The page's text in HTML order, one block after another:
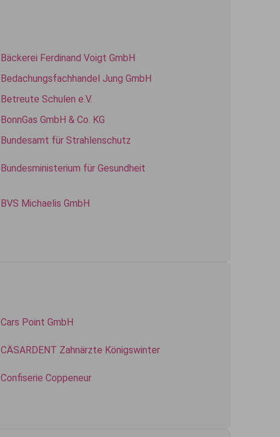
Bäckerei Ferdinand Voigt GmbH
Bedachungsfachhandel Jung GmbH
Betreute Schulen e.V.
BonnGas GmbH & Co. KG
Bundesamt für Strahlenschutz
Bundesministerium für Gesundheit
BVS Michaelis GmbH
Cars Point GmbH
CÄSARDENT Zahnärzte Königswinter
Confiserie Coppeneur